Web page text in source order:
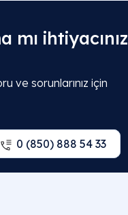
mı ihtiyacınız
ve sorunlarınız için
0 (850) 888 54 33